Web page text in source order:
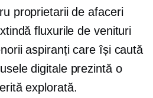
proprietarii de afaceri
fluxurile de venituri
aspiranți care își caută
digitale prezintă o
explorată.